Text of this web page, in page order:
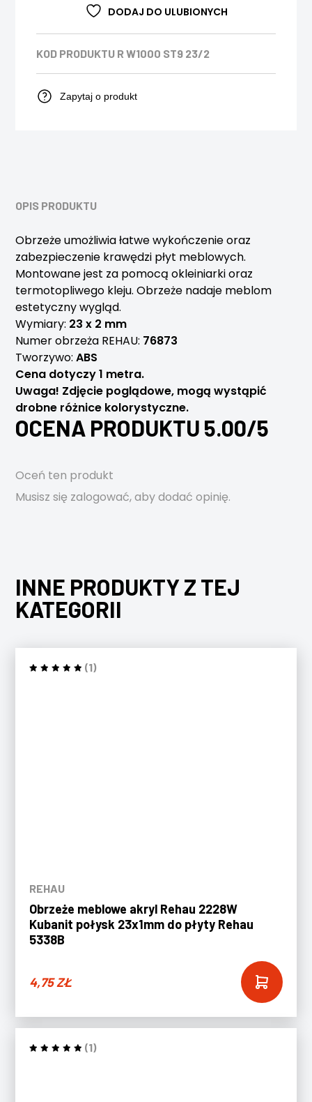
DODAJ DO ULUBIONYCH
KOD PRODUKTU R W1000 ST9 23/2
Zapytaj o produkt
OPIS PRODUKTU
Obrzeże umożliwia łatwe wykończenie oraz
zabezpieczenie krawędzi płyt meblowych.
Montowane jest za pomocą okleiniarki oraz
termotopliwego kleju. Obrzeże nadaje meblom
estetyczny wygląd.
Wymiary: 23 x 2 mm
Numer obrzeża REHAU: 76873
Tworzywo:ABS
Cena dotyczy 1 metra.
Uwaga! Zdjęcie poglądowe, mogą wystąpić
drobne różnice kolorystyczne.
OCENA PRODUKTU 5.00/5
Oceń ten produkt
Musisz się zalogować, aby dodać opinię.
INNE PRODUKTY Z TEJ
KATEGORII
(1)
REHAU
Obrzeże meblowe akryl Rehau 2228W
Kubanit połysk 23x1mm do płyty Rehau
5338B
4,75ZŁ
(1)